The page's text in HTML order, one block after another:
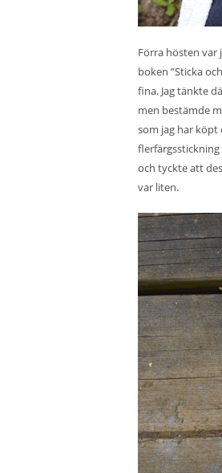
Förra hösten var
boken ”Sticka
fina. Jag tänkte
men bestämde
som jag har köpt
och tyckte att
var liten.